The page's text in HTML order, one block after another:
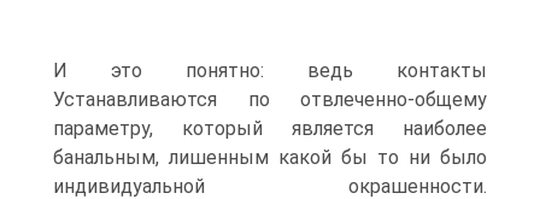
И это понятно: ведь контакты
Устанавливаются по отвлеченно-общему
параметру, который является наиболее
банальным, лишенным какой бы то ни было
индивидуальной окрашенности.